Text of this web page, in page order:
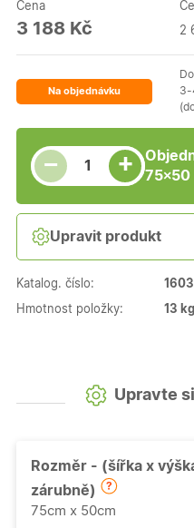
Cena
3 188 Kč 2
Na objednávku
3-
−
Snížit množství
Počet kusů +
Zvýšit
75×50
Upravit produkt
Katalog. číslo: 1603
Hmotnost položky: 13 kg
Upravte
Rozměr - (šířka x
zárubně)
75cm x 50cm